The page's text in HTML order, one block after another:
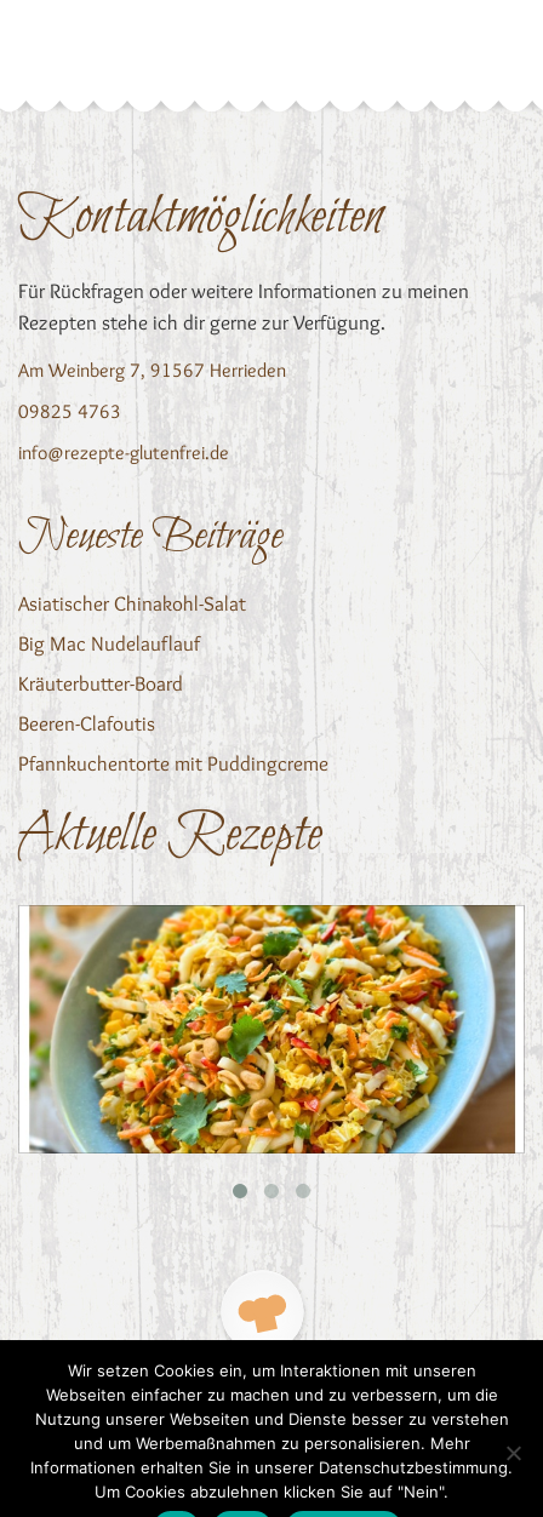
Kontaktmöglichkeiten
Für Rückfragen oder weitere Informationen zu meinen
Rezepten stehe ich dir gerne zur Verfügung.
Am Weinberg 7, 91567 Herrieden
09825 4763
info@rezepte-glutenfrei.de
Neueste Beiträge
Asiatischer Chinakohl-Salat
Big Mac Nudelauflauf
Kräuterbutter-Board
Beeren-Clafoutis
Pfannkuchentorte mit Puddingcreme
Aktuelle Rezepte
Asiatischer Chinakohl-Salat
2015 CookPress. All right reserved.Datenschutz
Wir setzen Cookies ein, um Interaktionen mit unseren
Webseiten einfacher zu machen und zu verbessern, um die
Nutzung unserer Webseiten und Dienste besser zu verstehen
und um Werbemaßnahmen zu personalisieren. Mehr
Informationen erhalten Sie in unserer Datenschutzbestimmung.
Um Cookies abzulehnen klicken Sie auf "Nein".